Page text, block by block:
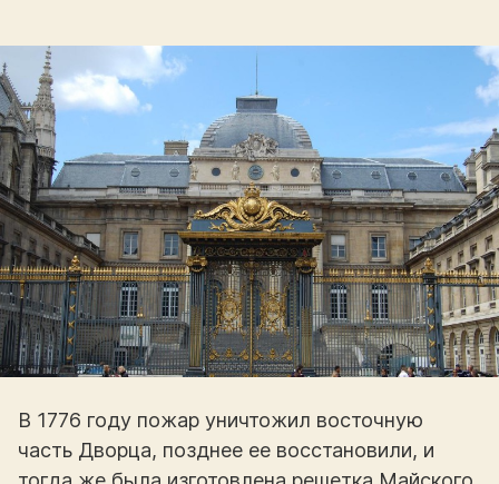
В 1776 году пожар уничтожил восточную
часть Дворца, позднее ее восстановили, и